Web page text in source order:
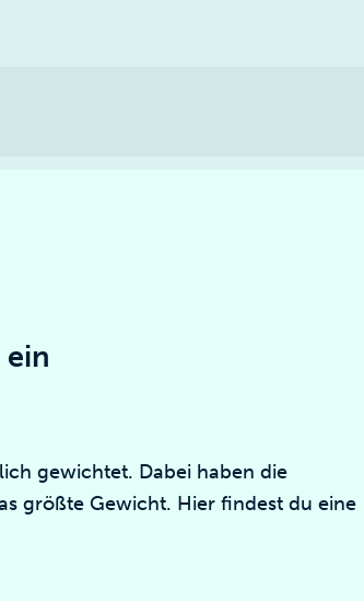
gewichtet. Dabei haben die
größte Gewicht. Hier findest du eine